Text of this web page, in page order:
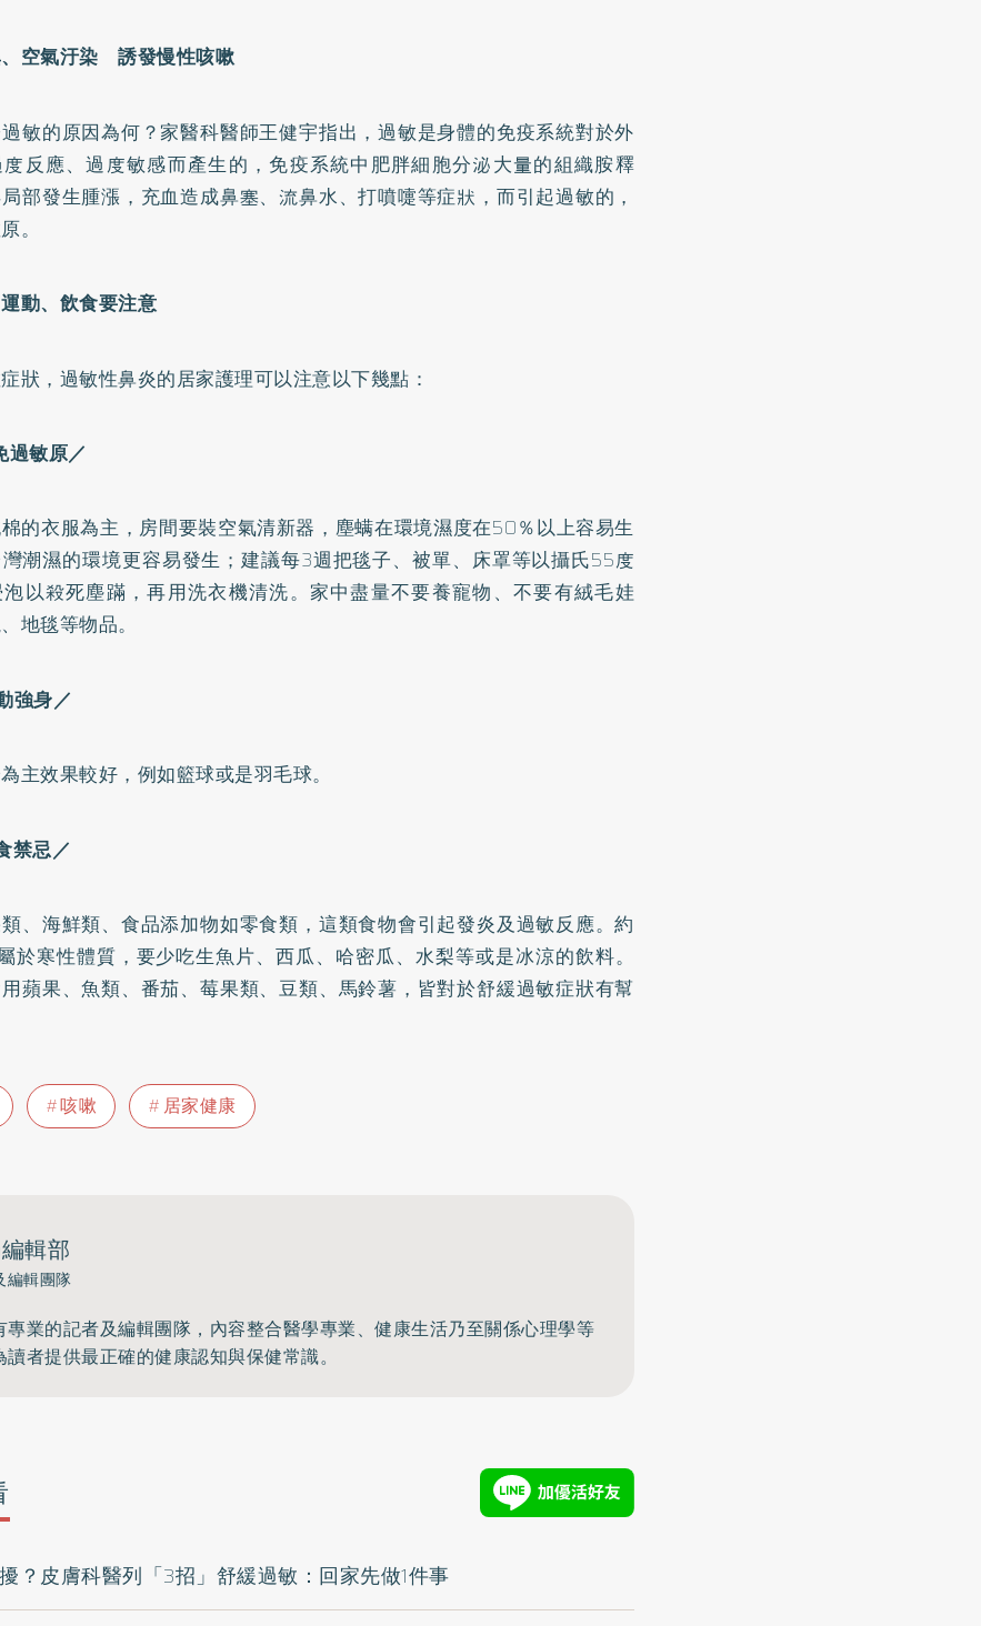
空氣汙染 誘發慢性咳嗽
敏的原因為何？家醫科醫師王健宇指出，過敏是身體的免疫系統對於外
反應、過度敏感而產生的，免疫系統中肥胖細胞分泌大量的組織胺釋
部發生腫漲，充血造成鼻塞、流鼻水、打噴嚏等症狀，而引起過敏的，
。
動、飲食要注意
狀，過敏性鼻炎的居家護理可以注意以下幾點：
敏原／
的衣服為主，房間要裝空氣清新器，塵螨在環境濕度在50％以上容易生
潮濕的環境更容易發生；建議每3週把毯子、被單、床罩等以攝氏55度
以殺死塵蹣，再用洗衣機清洗。家中盡量不要養寵物、不要有絨毛娃
地毯等物品。
強身／
主效果較好，例如籃球或是羽毛球。
禁忌／
、海鮮類、食品添加物如零食類，這類食物會引起發炎及過敏反應。約
於寒性體質，要少吃生魚片、西瓜、哈密瓜、水梨等或是冰涼的飲料。
蘋果、魚類、番茄、莓果類、豆類、馬鈴薯，皆對於舒緩過敏症狀有幫
咳嗽 居家健康
輯部
編輯團隊
專業的記者及編輯團隊，內容整合醫學專業、健康生活乃至關係心理學等
者提供最正確的健康認知與保健常識。
？皮膚科醫列「3招」舒緩過敏：回家先做1件事